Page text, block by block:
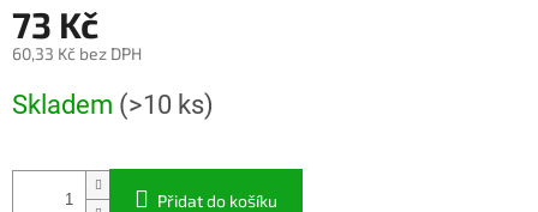
73 Kč
60,33 Kč bez DPH
cena:
Skladem (>10 ks)
Přidat do košíku